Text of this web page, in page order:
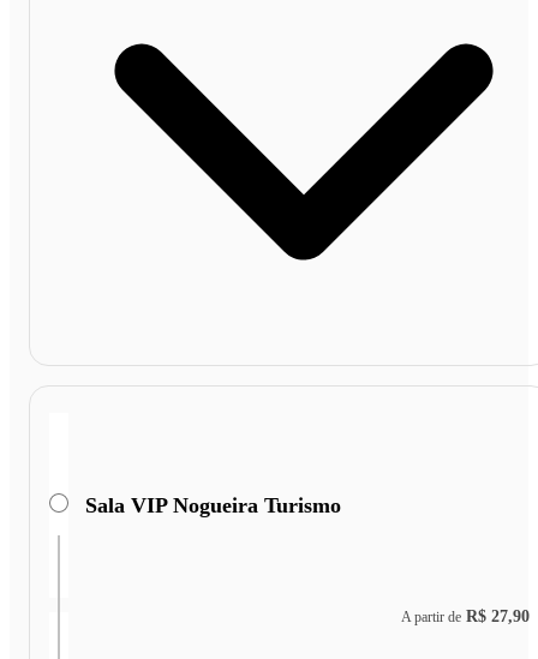
Sala VIP Nogueira Turismo
A partir de R$ 27,90